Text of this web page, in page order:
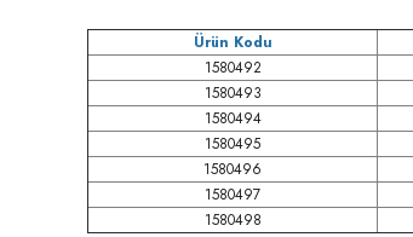
Ürün Kodu
1580492
1580493
1580494
1580495
1580496
1580497
1580498